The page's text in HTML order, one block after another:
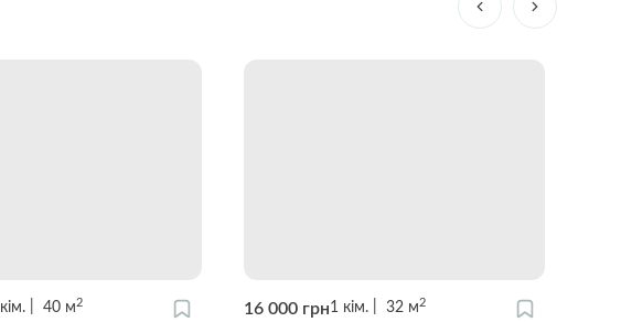
кім. 40 м2 16 000 грн1 кім. 32 м2